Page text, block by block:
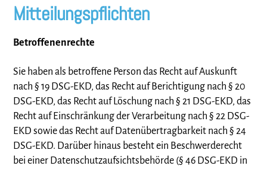
Mitteilungspflichten
Betroffenenrechte
Sie haben als betroffene Person das Recht auf Auskunft
nach § 19 DSG-EKD, das Recht auf Berichtigung nach § 20
DSG-EKD, das Recht auf Löschung nach § 21 DSG-EKD, das
Recht auf Einschränkung der Verarbeitung nach § 22 DSG-
EKD sowie das Recht auf Datenübertragbarkeit nach § 24
DSG-EKD. Darüber hinaus besteht ein Beschwerderecht
bei einer Datenschutzaufsichtsbehörde (§ 46 DSG-EKD in